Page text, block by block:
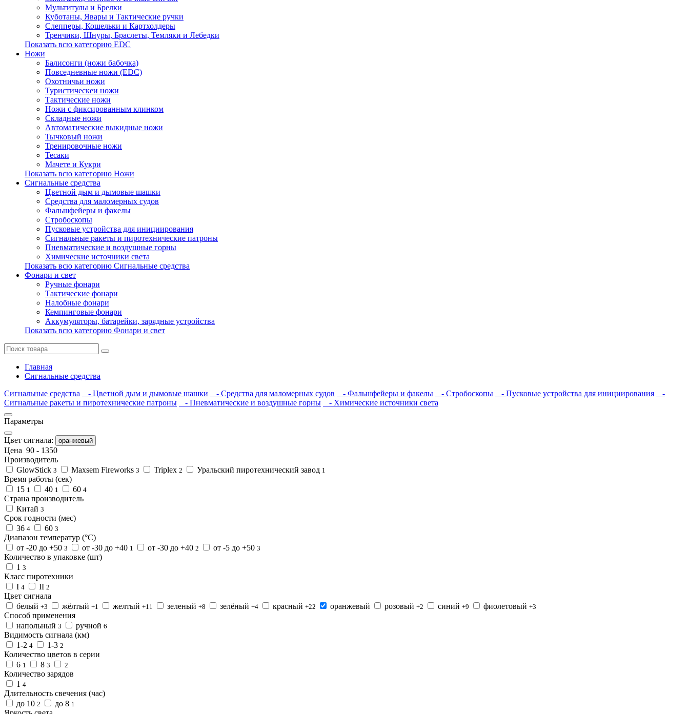
Мультитулы и Брелки
Куботаны, Явары и Тактические ручки
Слепперы, Кошельки и Картхолдеры
Тренчики, Шнуры, Браслеты, Темляки и Лебедки
Показать всю категорию EDC
Ножи
Балисонги (ножи бабочка)
Повседневные ножи (EDC)
Охотничьи ножи
Туристическеи ножи
Тактические ножи
Ножи с фиксированным клинком
Складные ножи
Автоматические выкидные ножи
Тычковый ножи
Тренировочные ножи
Тесаки
Мачете и Кукри
Показать всю категорию Ножи
Сигнальные средства
Цветной дым и дымовые шашки
Средства для маломерных судов
Фальшфейеры и факелы
Стробоскопы
Пусковые устройства для инициирования
Сигнальные ракеты и пиротехнические патроны
Пневматические и воздушные горны
Химические источники света
Показать всю категорию Сигнальные средства
Фонари и свет
Ручные фонари
Тактические фонари
Налобные фонари
Кемпинговые фонари
Аккумуляторы, батарейки, зарядные устройства
Показать всю категорию Фонари и свет
Главная
Сигнальные средства
Сигнальные средства
- Цветной дым и дымовые шашки - Средства для маломерных судов - Фальшфейеры и факелы - Стробоскопы - Пусковые устройства для инициирования
-
Сигнальные ракеты и пиротехнические патроны
- Пневматические и воздушные горны - Химические источники света
Параметры
Цвет сигнала: оранжевый
Цена 90 - 1350
Производитель
GlowStick 3 Maxsem Fireworks 3 Triplex 2 Уральский пиротехнический завод 1
Время работы (сек)
15 1 40 1 60 4
Страна производитель
Китай 3
Срок годности (мес)
36 4 60 3
Диапазон температур (°C)
от -20 до +50 3 от -30 до +40 1 от -30 до +40 2 от -5 до +50 3
Количество в упаковке (шт)
1 3
Класс пиротехники
I 4 II 2
Цвет сигнала
белый +3 жёлтый +1 желтый +11 зеленый +8 зелёный +4 красный +22 оранжевый розовый +2 синий +9 фиолетовый +3
Способ применения
напольный 3 ручной 6
Видимость сигнала (км)
1-2 4 1-3 2
Количество цветов в серии
6 1 8 3 2
Количество зарядов
1 4
Длительность свечения (час)
до 10 2 до 8 1